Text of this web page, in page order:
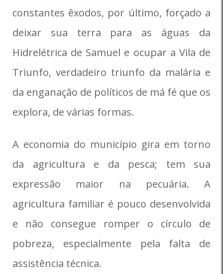
constantes êxodos, por último, forçado a
deixar sua terra para as águas da
Hidrelétrica de Samuel e ocupar a Vila de
Triunfo, verdadeiro triunfo da malária e
da enganação de políticos de má fé que os
explora, de várias formas.
A economia do município gira em torno
da agricultura e da pesca; tem sua
expressão maior na pecuária. A
agricultura familiar é pouco desenvolvida
e não consegue romper o círculo de
pobreza, especialmente pela falta de
assistência técnica.